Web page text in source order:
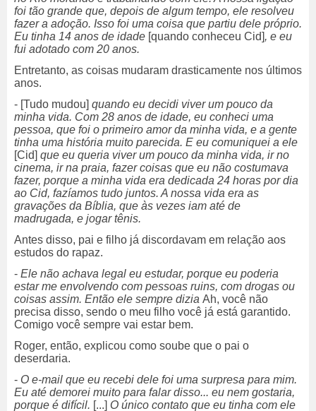
foi tão grande que, depois de algum tempo, ele resolveu
fazer a adoção. Isso foi uma coisa que partiu dele próprio.
Eu tinha 14 anos de idade [quando conheceu Cid], e eu
fui adotado com 20 anos.
Entretanto, as coisas mudaram drasticamente nos últimos
anos.
- [Tudo mudou] quando eu decidi viver um pouco da
minha vida. Com 28 anos de idade, eu conheci uma
pessoa, que foi o primeiro amor da minha vida, e a gente
tinha uma história muito parecida. E eu comuniquei a ele
[Cid] que eu queria viver um pouco da minha vida, ir no
cinema, ir na praia, fazer coisas que eu não costumava
fazer, porque a minha vida era dedicada 24 horas por dia
ao Cid, fazíamos tudo juntos. A nossa vida era as
gravações da Bíblia, que às vezes iam até de
madrugada, e jogar tênis.
Antes disso, pai e filho já discordavam em relação aos
estudos do rapaz.
- Ele não achava legal eu estudar, porque eu poderia
estar me envolvendo com pessoas ruins, com drogas ou
coisas assim. Então ele sempre dizia Ah, você não
precisa disso, sendo o meu filho você já está garantido.
Comigo você sempre vai estar bem.
Roger, então, explicou como soube que o pai o
deserdaria.
- O e-mail que eu recebi dele foi uma surpresa para mim.
Eu até demorei muito para falar disso... eu nem gostaria,
porque é difícil. [...] O único contato que eu tinha com ele